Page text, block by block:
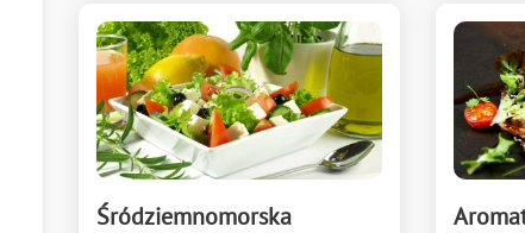
Śródziemnomorska